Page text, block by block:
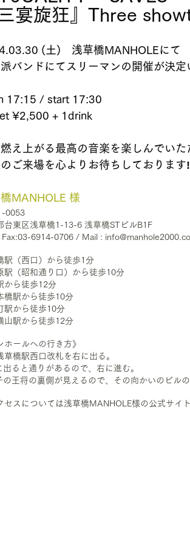
三宴旋狂』Three
(土)　浅草橋MANHOLEにて
バンドにてスリーマンの開催が決
17:15 / start 17:30
¥2,500 + 1drink
え上がる最高の音楽を楽しんでい
ご来場を心よりお待ちしております
MANHOLE 様
0053
台東区浅草橋1-13-6 浅草橋STビルB1F
03-6914-0706 / Mail :
駅（西口）から徒歩1分
駅（昭和通り口）から徒歩10分
から徒歩12分
橋駅から徒歩10分
駅から徒歩10分
山駅から徒歩12分
ホールへの行き方》
草橋駅西口改札を右に出る。
出ると通りがあるので、右に進む。
の王将の裏側が見えるので、その向かいのビル
セスについては浅草橋MANHOLE様の公式サイ